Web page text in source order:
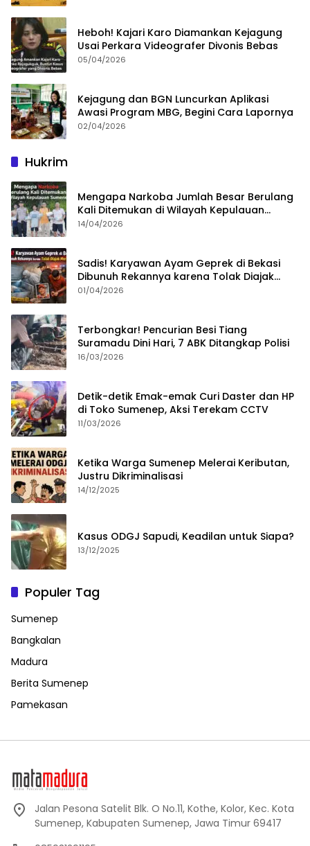
Heboh! Kajari Karo Diamankan Kejagung
Usai Perkara Videografer Divonis Bebas
05/04/2026
Kejagung dan BGN Luncurkan Aplikasi
Awasi Program MBG, Begini Cara Lapornya
02/04/2026
Hukrim
Mengapa Narkoba Jumlah Besar Berulang
Kali Ditemukan di Wilayah Kepulauan
Sumenep?
14/04/2026
Sadis! Karyawan Ayam Geprek di Bekasi
Dibunuh Rekannya karena Tolak Diajak
Merampok Majikan
01/04/2026
Terbongkar! Pencurian Besi Tiang
Suramadu Dini Hari, 7 ABK Ditangkap Polisi
16/03/2026
Detik-detik Emak-emak Curi Daster dan HP
di Toko Sumenep, Aksi Terekam CCTV
11/03/2026
Ketika Warga Sumenep Melerai Keributan,
Justru Dikriminalisasi
14/12/2025
Kasus ODGJ Sapudi, Keadilan untuk Siapa?
13/12/2025
Populer Tag
Sumenep
Bangkalan
Madura
Berita Sumenep
Pamekasan
Jalan Pesona Satelit Blk. O No.11, Kothe, Kolor, Kec. Kota
Sumenep, Kabupaten Sumenep, Jawa Timur 69417